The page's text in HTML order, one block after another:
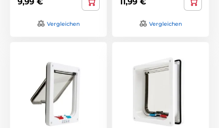
Vergleichen Vergleichen